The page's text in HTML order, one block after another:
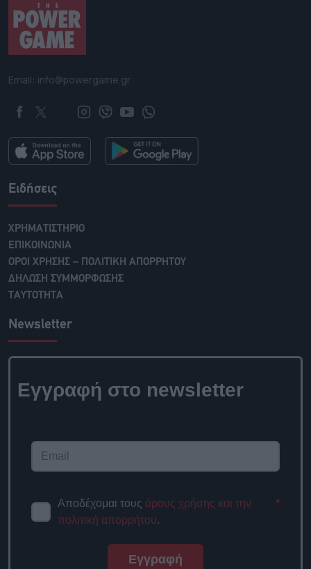
Email: info@powergame.gr
Ειδήσεις
ΧΡΗΜΑΤΙΣΤΗΡΙΟ
ΕΠΙΚΟΙΝΩΝΙΑ
ΟΡΟΙ ΧΡΗΣΗΣ – ΠΟΛΙΤΙΚΗ ΑΠΟΡΡΗΤΟΥ
ΔΗΛΩΣΗ ΣΥΜΜΟΡΦΩΣΗΣ
ΤΑΥΤΟΤΗΤΑ
Newsletter
Εγγραφή στο newsletter
Αποδέχομαι τους όρους χρήσης και την
πολιτική απορρήτου.
*
Εγγραφή